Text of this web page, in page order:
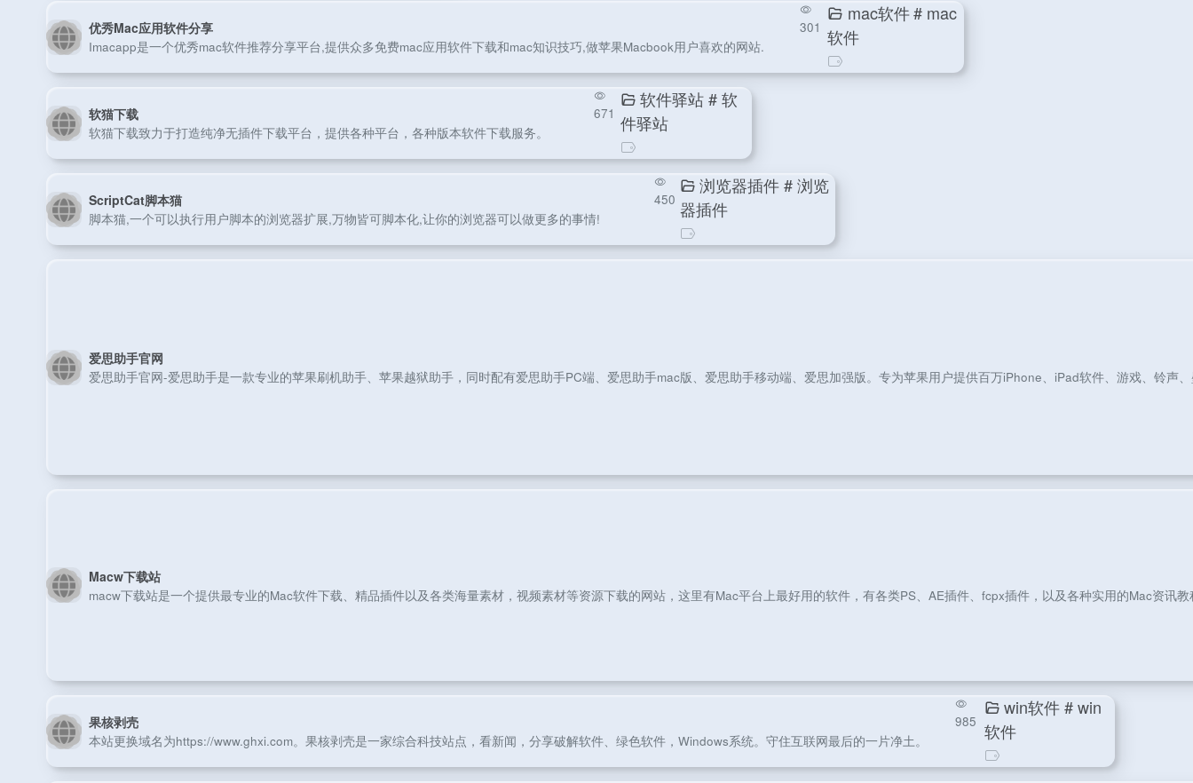
优秀Mac应用软件分享
Imacapp是一个优秀mac软件推荐分享平台,提供众多免费mac应用软件下载和mac知识技巧,做苹果Macbook用户喜欢的网站.
301
mac软件# mac
软件
软猫下载
软猫下载致力于打造纯净无插件下载平台，提供各种平台，各种版本软件下载服务。
671
软件驿站# 软
件驿站
ScriptCat脚本猫
脚本猫,一个可以执行用户脚本的浏览器扩展,万物皆可脚本化,让你的浏览器可以做更多的事情!
450
浏览器插件# 浏览
器插件
爱思助手官网
爱思助手官网-爱思助手是一款专业的苹果刷机助手、苹果越狱助手，同时配有爱思助手PC端、爱思助手mac版、爱思助手移动端、爱思加强版。专为苹果用户提供百万iPhone、iPad软件、游戏、铃声
Macw下载站
macw下载站是一个提供最专业的Mac软件下载、精品插件以及各类海量素材，视频素材等资源下载的网站，这里有Mac平台上最好用的软件，有各类PS、AE插件、fcpx插件，以及各种实用的Mac资讯
果核剥壳
本站更换域名为https://www.ghxi.com。果核剥壳是一家综合科技站点，看新闻，分享破解软件、绿色软件，Windows系统。守住互联网最后的一片净土。
985
win软件# win
软件